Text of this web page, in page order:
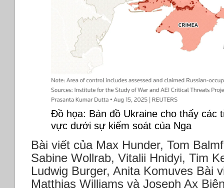
Đồ họa: Bản đồ Ukraine cho thấy các
vực dưới sự kiểm soát của Nga
Bài viết của Max Hunder, Tom
Sabine Wollrab, Vitalii Hnidyi, Tim
Ludwig Burger, Anita Komuves Bài
Matthias Williams và Joseph Ax